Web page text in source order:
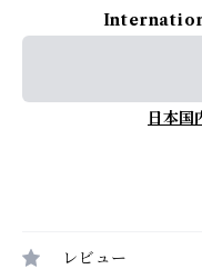
日本国
レビュー